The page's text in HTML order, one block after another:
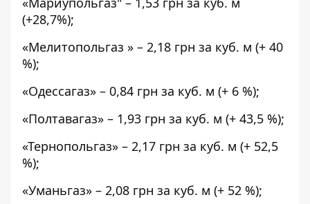
(+28,7%);
«Мелитопольгаз » – 2,18 грн за куб. м (+ 40
%);
«Одессагаз» – 0,84 грн за куб. м (+ 6 %);
«Полтавагаз» – 1,93 грн за куб. м (+ 43,5 %);
«Тернопольгаз» – 2,17 грн за куб. м (+ 52,5
%);
«Уманьгаз» – 2,08 грн за куб. м (+ 52 %);